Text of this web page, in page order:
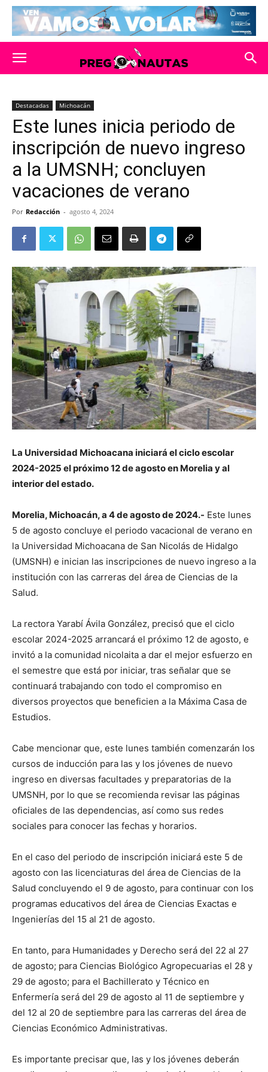
Destacadas Michoacán
Este lunes inicia periodo de
inscripción de nuevo ingreso
a la UMSNH; concluyen
vacaciones de verano
Por Redacción - agosto 4, 2024
La Universidad Michoacana iniciará el ciclo escolar
2024-2025 el próximo 12 de agosto en Morelia y al
interior del estado.
Morelia, Michoacán, a 4 de agosto de 2024.- Este lunes
5 de agosto concluye el periodo vacacional de verano en
la Universidad Michoacana de San Nicolás de Hidalgo
(UMSNH) e inician las inscripciones de nuevo ingreso a la
institución con las carreras del área de Ciencias de la
Salud.
La rectora Yarabí Ávila González, precisó que el ciclo
escolar 2024-2025 arrancará el próximo 12 de agosto, e
invitó a la comunidad nicolaita a dar el mejor esfuerzo en
el semestre que está por iniciar, tras señalar que se
continuará trabajando con todo el compromiso en
diversos proyectos que beneficien a la Máxima Casa de
Estudios.
Cabe mencionar que, este lunes también comenzarán los
cursos de inducción para las y los jóvenes de nuevo
ingreso en diversas facultades y preparatorias de la
UMSNH, por lo que se recomienda revisar las páginas
oficiales de las dependencias, así como sus redes
sociales para conocer las fechas y horarios.
En el caso del periodo de inscripción iniciará este 5 de
agosto con las licenciaturas del área de Ciencias de la
Salud concluyendo el 9 de agosto, para continuar con los
programas educativos del área de Ciencias Exactas e
Ingenierías del 15 al 21 de agosto.
En tanto, para Humanidades y Derecho será del 22 al 27
de agosto; para Ciencias Biológico Agropecuarias el 28 y
29 de agosto; para el Bachillerato y Técnico en
Enfermería será del 29 de agosto al 11 de septiembre y
del 12 al 20 de septiembre para las carreras del área de
Ciencias Económico Administrativas.
Es importante precisar que, las y los jóvenes deberán